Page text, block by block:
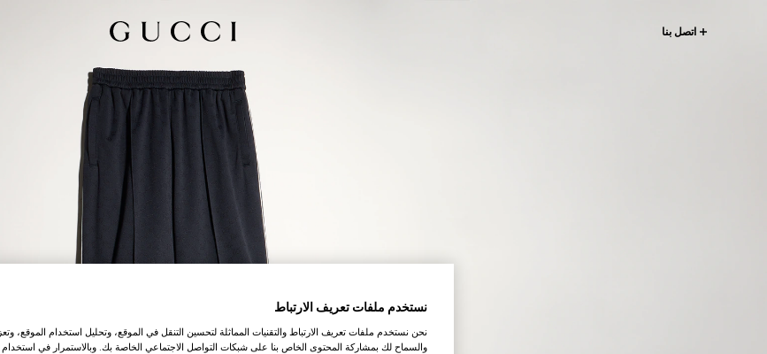
اتصل بنا
نستخدم ملفات تعريف الارتباط
نحن نستخدم ملفات تعريف الارتباط والتقنيات المماثلة لتحسين التنقل في الموقع، وتحليل استخدام الموقع،
والسماح لك بمشاركة المحتوى الخاص بنا على شبكات التواصل الاجتماعي الخاصة بك. وبالاستمرار في